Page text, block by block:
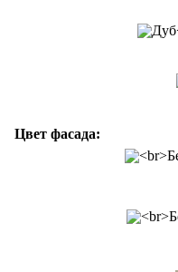
Цвет фасада: